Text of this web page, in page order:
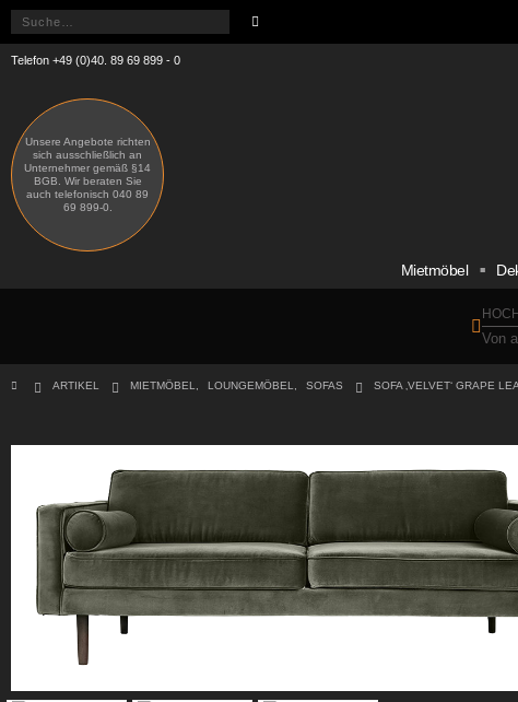
Telefon +49 (0)40. 89 69 899 - 0
Mietmöbel
Unsere Angebote richten
sich ausschließlich an
Unternehmer gemäß §14
BGB. Wir beraten Sie
auch telefonisch 040 89
69 899-0.
Von
ARTIKEL MIETMÖBEL LOUNGEMÖBEL SOFAS SOFA ‚VELVET‘ GRAPE